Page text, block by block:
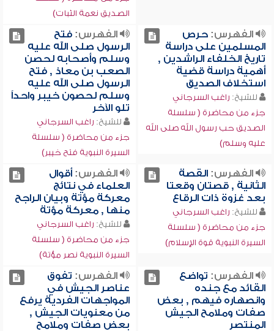
الصديق نعمة الثبات)
الفهرس:حرص
المسلمين على دراسة
تاريخ الخلفاء الراشدين ,
أهمية دراسة قضية
استخلاف الصديق
للشيخ: راغب السرجاني
جزء من محاضرة ( سلسلة
الصديق حب رسول الله صلى الله
عليه وسلم)
الفهرس:فتح
الرسول صلى الله عليه
وسلم وأصحابه لحصن
الصعب بن معاذ , فتح
الرسول صلى الله عليه
وسلم لحصون خيبر واحداً
تلو الآخر
للشيخ: راغب السرجاني
جزء من محاضرة ( سلسلة
السيرة النبوية فتح خيبر)
الفهرس:القصة
الثانية , قصتان وقعتا
بعد غزوة ذات الرقاع
للشيخ: راغب السرجاني
جزء من محاضرة ( سلسلة
السيرة النبوية قوة الإسلام)
الفهرس:أقوال
العلماء في نتائج
معركة مؤتة وبيان الراجح
منها , معركة مؤتة
للشيخ: راغب السرجاني
جزء من محاضرة ( سلسلة
السيرة النبوية نصر مؤتة)
الفهرس: تواضع
القائد مع جنده
وانصهاره فيهم , بعض
صفات وملامح الجيش
المنتصر
الفهرس: تفوق
عناصر الجيش في
المواجهات الفردية يرفع
من معنويات الجيش ,
بعض صفات وملامح